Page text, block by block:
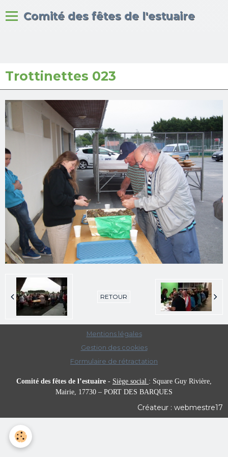
Comité des fêtes de l'estuaire
Accueil
Trottinettes 023
RETOUR
Mentions légales
Gestion des cookies
Formulaire de rétractation
Comité des fêtes de l’estuaire - Siège social : Square Guy Rivière,
Mairie, 17730 – PORT DES BARQUES
Créateur : webmestre17